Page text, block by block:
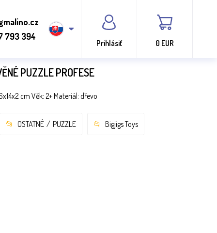
793 394
Prihlásiť 0 EUR
PUZZLE PROFESE
cm Věk: 2+ Materiál: dřevo
OSTATNÉ PUZZLE Bigjigs Toys